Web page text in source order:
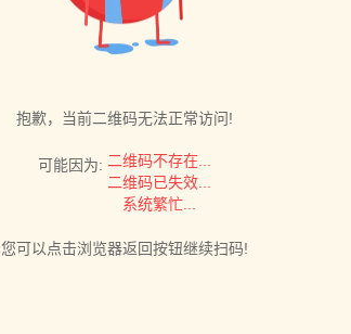
抱歉，当前二维码无法正常访问!
可能因为: 二维码不存在...
二维码已失效...
系统繁忙...
您可以点击浏览器返回按钮继续扫码!